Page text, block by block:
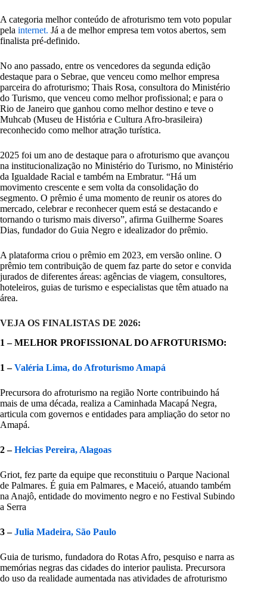
A categoria melhor conteúdo de afroturismo tem voto popular
pela internet. Já a de melhor empresa tem votos abertos, sem
finalista pré-definido.
No ano passado, entre os vencedores da segunda edição
destaque para o Sebrae, que venceu como melhor empresa
parceira do afroturismo; Thais Rosa, consultora do Ministério
do Turismo, que venceu como melhor profissional; e para o
Rio de Janeiro que ganhou como melhor destino e teve o
Muhcab (Museu de História e Cultura Afro-brasileira)
reconhecido como melhor atração turística.
2025 foi um ano de destaque para o afroturismo que avançou
na institucionalização no Ministério do Turismo, no Ministério
da Igualdade Racial e também na Embratur. “Há um
movimento crescente e sem volta da consolidação do
segmento. O prêmio é uma momento de reunir os atores do
mercado, celebrar e reconhecer quem está se destacando e
tornando o turismo mais diverso”, afirma Guilherme Soares
Dias, fundador do Guia Negro e idealizador do prêmio.
A plataforma criou o prêmio em 2023, em versão online. O
prêmio tem contribuição de quem faz parte do setor e convida
jurados de diferentes áreas: agências de viagem, consultores,
hoteleiros, guias de turismo e especialistas que têm atuado na
área.
VEJA OS FINALISTAS DE 2026:
1 – MELHOR PROFISSIONAL DO AFROTURISMO:
1 –Valéria Lima, do Afroturismo Amapá
Precursora do afroturismo na região Norte contribuindo há
mais de uma década, realiza a Caminhada Macapá Negra,
articula com governos e entidades para ampliação do setor no
Amapá.
2 –Helcias Pereira, Alagoas
Griot, fez parte da equipe que reconstituiu o Parque Nacional
de Palmares. É guia em Palmares, e Maceió, atuando também
na Anajô, entidade do movimento negro e no Festival Subindo
a Serra
3 –Julia Madeira, São Paulo
Guia de turismo, fundadora do Rotas Afro, pesquiso e narra as
memórias negras das cidades do interior paulista. Precursora
do uso da realidade aumentada nas atividades de afroturismo